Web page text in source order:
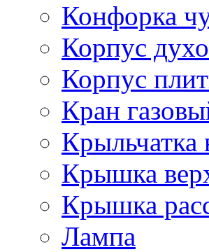
Конфорка
Корпус
Корпус
Кран
Крыльчатка
Крышка
Крышка
Лампа